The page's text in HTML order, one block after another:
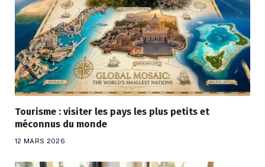
Tourisme : visiter les pays les plus petits et
méconnus du monde
12 MARS 2026